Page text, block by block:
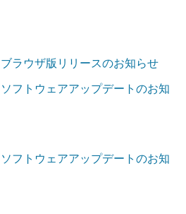
ブラウザ版リリースのお知らせ
ソフトウェアアップデートのお知
ソフトウェアアップデートのお知